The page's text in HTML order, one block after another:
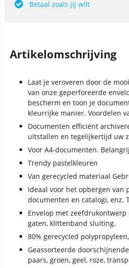
Betaal zoals jij wilt
Artikelomschrijving
Laat je veroveren door de
van onze geperforeerde
bescherm en toon je
kleurrijke manier. Voordelen
Documenten efficiënt
uitstallen en tegelijkertijd uw
Voor A4-documenten.
Trendy pastelkleuren
Van gerecycled materiaal
Ideaal voor het opbergen van
documenten en catalogi, enz.
Envelop met zeefdrukontwerp
gaten, klittenband sluiting.
80% gerecycled
Geassorteerde
paars, groen, geel, roze,